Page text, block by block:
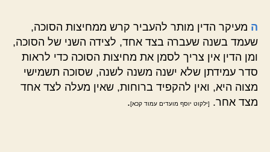
ה מעיקר הדין מותר להעביר קרש ממחיצות הסוכה,
שעמד בשנה שעברה בצד אחד, לצידה השני של הסוכה,
ומן הדין אין צריך לסמן את מחיצות הסוכה כדי לראות
סדר עמידתן שלא ישנה משנה לשנה, שסוכה תשמישי
מצוה היא, ואין להקפיד ברוחות, שאין מעלה לצד אחד
מצד אחר.
[ילקוט יוסף מועדים עמוד קכא].